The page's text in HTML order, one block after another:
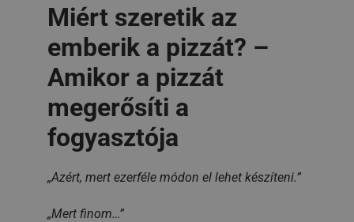
Miért szeretik az
emberik a pizzát? –
Amikor a pizzát
megerősíti a
fogyasztója
„Azért, mert ezerféle módon el lehet készíteni.”
„Mert finom…”